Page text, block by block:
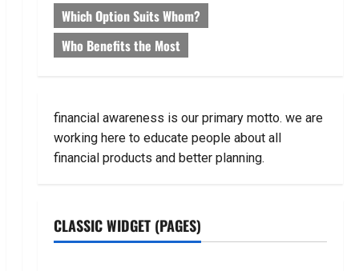
Which Option Suits Whom?
Who Benefits the Most
financial awareness is our primary motto. we are
working here to educate people about all
financial products and better planning.
CLASSIC WIDGET (PAGES)